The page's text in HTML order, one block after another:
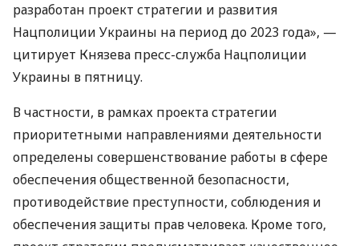
разработан проект стратегии и развития
Нацполиции Украины на период до 2023 года», —
цитирует Князева пресс-служба Нацполиции
Украины в пятницу.
В частности, в рамках проекта стратегии
приоритетными направлениями деятельности
определены совершенствование работы в сфере
обеспечения общественной безопасности,
противодействие преступности, соблюдения и
обеспечения защиты прав человека. Кроме того,